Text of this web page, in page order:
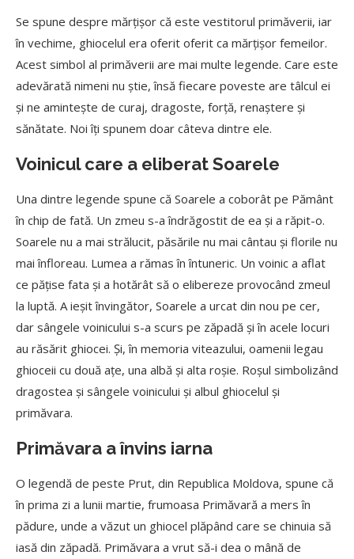
Se spune despre mărțișor că este vestitorul primăverii, iar
în vechime, ghiocelul era oferit oferit ca mărțișor femeilor.
Acest simbol al primăverii are mai multe legende. Care este
adevărată nimeni nu știe, însă fiecare poveste are tâlcul ei
și ne amintește de curaj, dragoste, forță, renaștere și
sănătate. Noi îți spunem doar câteva dintre ele.
Voinicul care a eliberat Soarele
Una dintre legende spune că Soarele a coborât pe Pământ
în chip de fată. Un zmeu s-a îndrăgostit de ea și a răpit-o.
Soarele nu a mai strălucit, păsările nu mai cântau și florile nu
mai înfloreau. Lumea a rămas în întuneric. Un voinic a aflat
ce pățise fata și a hotărât să o elibereze provocând zmeul
la luptă. A ieșit învingător, Soarele a urcat din nou pe cer,
dar sângele voinicului s-a scurs pe zăpadă și în acele locuri
au răsărit ghiocei. Și, în memoria viteazului, oamenii legau
ghioceii cu două ațe, una albă și alta roșie. Roșul simbolizând
dragostea și sângele voinicului și albul ghiocelul și
primăvara.
Primăvara a învins iarna
O legendă de peste Prut, din Republica Moldova, spune că
în prima zi a lunii martie, frumoasa Primăvară a mers în
pădure, unde a văzut un ghiocel plăpând care se chinuia să
iasă din zăpadă. Primăvara a vrut să-i dea o mână de